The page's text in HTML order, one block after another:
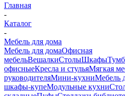
Главная
-
Каталог
-
Мебель для дома
Мебель для домаОфисная
мебельВешалкиСтолыШкафы
офисныеКресла и стульяМягкая
руководителяМини-кухниМебель
шкафы-купеМодульные кухни